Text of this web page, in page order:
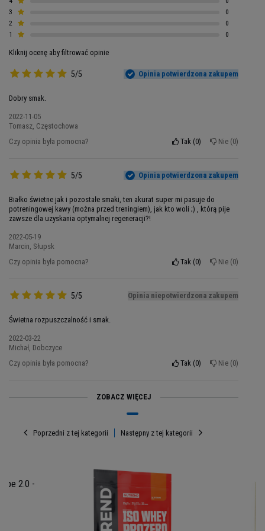
cukrem
możesz
być pewien wyłącznie sprawdzonych składników.
Izolat białka serwatki z minimalną ilością
tłuszczu oraz węglowodanów
orazwłaściwy aminogramjako naturalny budulec
reguluje procesy trawienne
utrzymaniu prawidłowej wagi. Ponieważ to masa
mięśniowa spala tłuszcz, osoby uprawiające
sport powinny zadbać o
regularne spożywanie
wspomóc budowaniu włókien mięśniowych. Whey
substancji.
Porcja: 30g
Opakowanie: 750g
[ultrafiltrowany koncentratbiałek serwatkowych
), proszek kakaowy o obniżonej
zawartości tłuszczu 5,6%, aromat, substancja
zagęszczająca: guma ksantanowa; sól,
emulgatory: lecytyny (ze słonecznika); substancje
słodzące: Acesulfam K, sukraloza.
3
0
2
0
1
0
Kliknij ocenę aby filtrować opinie
5/5 Opinia potwierdzona zakupem
Dobry smak.
2022-11-05
Tomasz, Częstochowa
Czy opinia była pomocna?
Tak 0 Nie 0
5/5 Opinia potwierdzona zakupem
Białko świetne jak i pozostałe smaki, ten akurat super mi pasuje do
potreningowej kawy (można przed treningiem), jak kto woli ;) , którą pije
zawsze dla uzyskania optymalnej regeneracji?!
2022-05-19
Marcin, Słupsk
Czy opinia była pomocna?
Tak 0 Nie 0
5/5 Opinia niepotwierdzona zakupem
Świetna rozpuszczalność i smak.
2022-03-22
Michał, Dobczyce
Czy opinia była pomocna?
Tak 0 Nie 0
ZOBACZ WIĘCEJ
Poprzedni z tej kategorii
2.0 -
Następny z tej kategorii